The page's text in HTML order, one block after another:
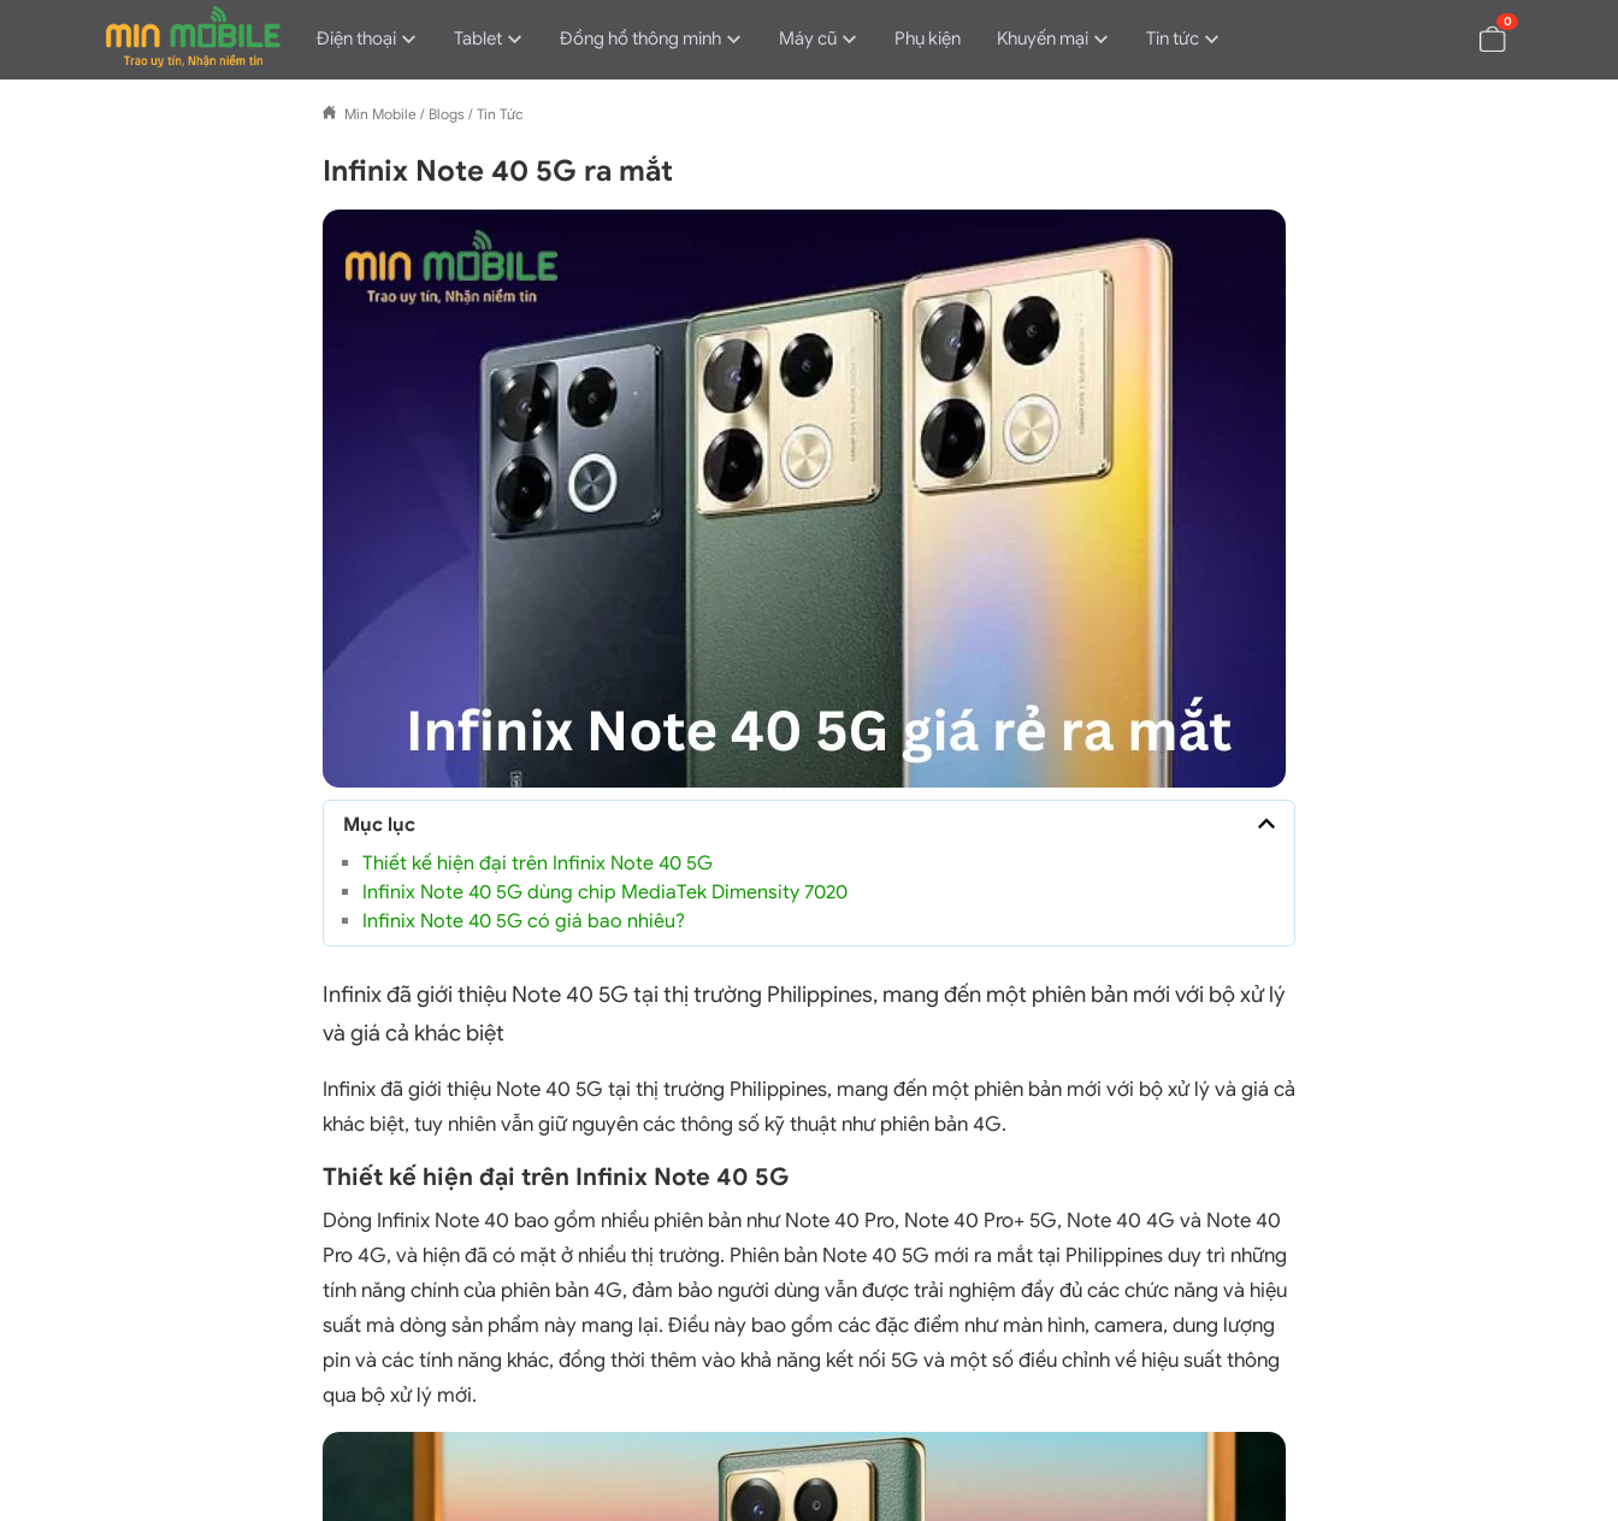
0
Điện thoại Tablet Đồng hồ thông minh Máy cũ Phụ kiện Khuyến mại Tin tức
Min Mobile / Blogs / Tin Tức
Infinix Note 40 5G ra mắt
Mục lục
Thiết kế hiện đại trên Infinix Note 40 5G
Infinix Note 40 5G dùng chip MediaTek Dimensity 7020
Infinix Note 40 5G có giá bao nhiêu?
Infinix đã giới thiệu Note 40 5G tại thị trường Philippines, mang đến một phiên bản mới với bộ xử lý
và giá cả khác biệt
Infinix đã giới thiệu Note 40 5G tại thị trường Philippines, mang đến một phiên bản mới với bộ xử lý và giá cả
khác biệt, tuy nhiên vẫn giữ nguyên các thông số kỹ thuật như phiên bản 4G.
Thiết kế hiện đại trên Infinix Note 40 5G
Dòng Infinix Note 40 bao gồm nhiều phiên bản như Note 40 Pro, Note 40 Pro+ 5G, Note 40 4G và Note 40
Pro 4G, và hiện đã có mặt ở nhiều thị trường. Phiên bản Note 40 5G mới ra mắt tại Philippines duy trì những
tính năng chính của phiên bản 4G, đảm bảo người dùng vẫn được trải nghiệm đầy đủ các chức năng và hiệu
suất mà dòng sản phẩm này mang lại. Điều này bao gồm các đặc điểm như màn hình, camera, dung lượng
pin và các tính năng khác, đồng thời thêm vào khả năng kết nối 5G và một số điều chỉnh về hiệu suất thông
qua bộ xử lý mới.